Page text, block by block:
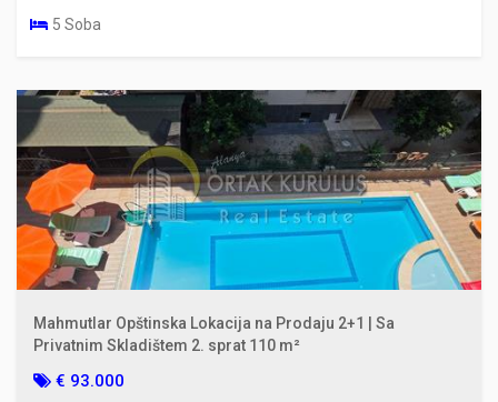
5 Soba
Mahmutlar Opštinska Lokacija na Prodaju 2+1 | Sa
Privatnim Skladištem 2. sprat 110 m²
€ 93.000